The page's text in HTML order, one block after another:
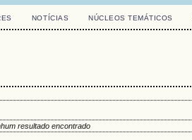
NOTÍCIAS NÚCLEOS TEMÁTICOS
resultado encontrado